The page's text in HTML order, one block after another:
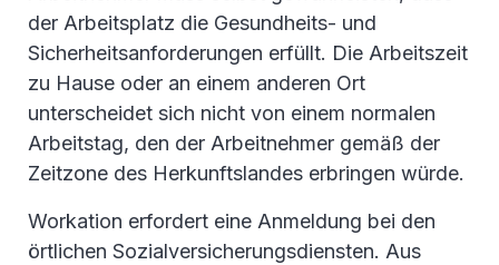
der Arbeitsplatz die Gesundheits- und
Sicherheitsanforderungen erfüllt. Die Arbeitszeit
zu Hause oder an einem anderen Ort
unterscheidet sich nicht von einem normalen
Arbeitstag, den der Arbeitnehmer gemäß der
Zeitzone des Herkunftslandes erbringen würde.
Workation erfordert eine Anmeldung bei den
örtlichen Sozialversicherungsdiensten. Aus